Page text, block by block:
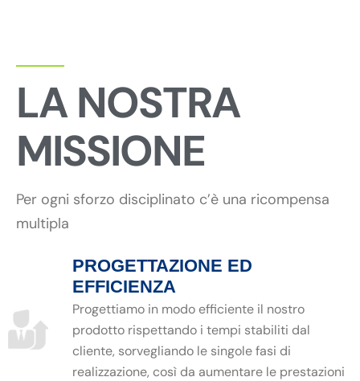
LA NOSTRA
MISSIONE
Per ogni sforzo disciplinato c’è una ricompensa
multipla
PROGETTAZIONE ED
EFFICIENZA
Progettiamo in modo efficiente il nostro
prodotto rispettando i tempi stabiliti dal
cliente, sorvegliando le singole fasi di
realizzazione, così da aumentare le prestazioni